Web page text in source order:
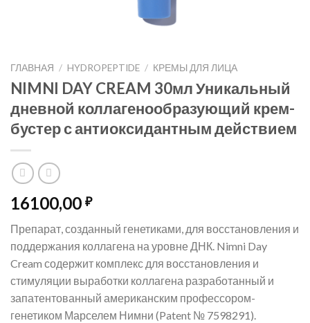
ГЛАВНАЯ / HYDROPEPTIDE / КРЕМЫ ДЛЯ ЛИЦА
NIMNI DAY CREAM 30мл Уникальный
дневной коллагенообразующий крем-
бустер с антиоксидантным действием
16100,00 ₽
Препарат, созданный генетиками, для восстановления и
поддержания коллагена на уровне ДНК. Nimni Day
Cream содержит комплекс для восстановления и
стимуляции выработки коллагена разработанный и
запатентованный американским профессором-
генетиком Марселем Нимни (Patent № 7598291).